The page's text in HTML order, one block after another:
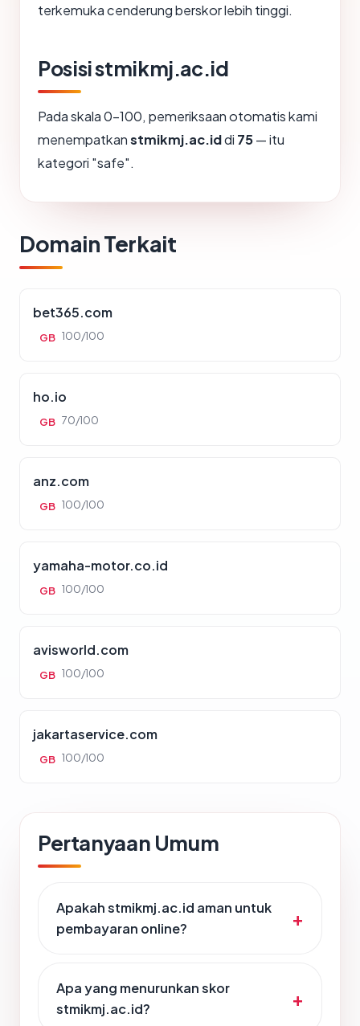
terkemuka cenderung berskor lebih tinggi.
Posisi stmikmj.ac.id
Pada skala 0-100, pemeriksaan otomatis kami
menempatkanstmikmj.ac.iddi 75— itu
kategori "safe".
Domain Terkait
bet365.com
GB 100/100
ho.io
GB 70/100
anz.com
GB 100/100
yamaha-motor.co.id
GB 100/100
avisworld.com
GB 100/100
jakartaservice.com
GB 100/100
Pertanyaan Umum
Apakah stmikmj.ac.id aman untuk
pembayaran online?
Apa yang menurunkan skor
stmikmj.ac.id?